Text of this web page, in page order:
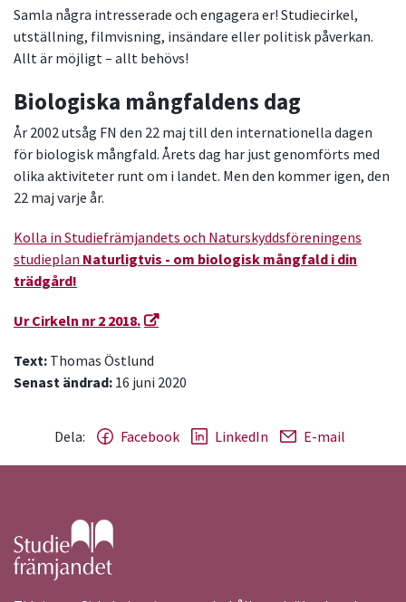
Samla några intresserade och engagera er! Studiecirkel,
utställning, filmvisning, insändare eller politisk påverkan.
Allt är möjligt – allt behövs!
Biologiska mångfaldens dag
År 2002 utsåg FN den 22 maj till den internationella dagen
för biologisk mångfald. Årets dag har just genomförts med
olika aktiviteter runt om i landet. Men den kommer igen, den
22 maj varje år.
Kolla in Studiefrämjandets och Naturskyddsföreningens
studieplan Naturligtvis - om biologisk mångfald i din
trädgård!
Ur Cirkeln nr 2 2018.
Text: Thomas Östlund
Senast ändrad: 16 juni 2020
Dela: Facebook LinkedIn E-mail
Gå till studiefrämjandets startsida